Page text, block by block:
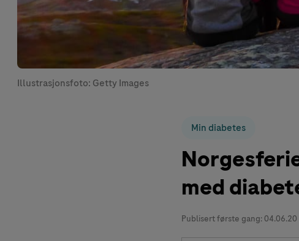
Illustrasjonsfoto: Getty Images
Min diabetes
med
Publisert første gang: 04.06.20